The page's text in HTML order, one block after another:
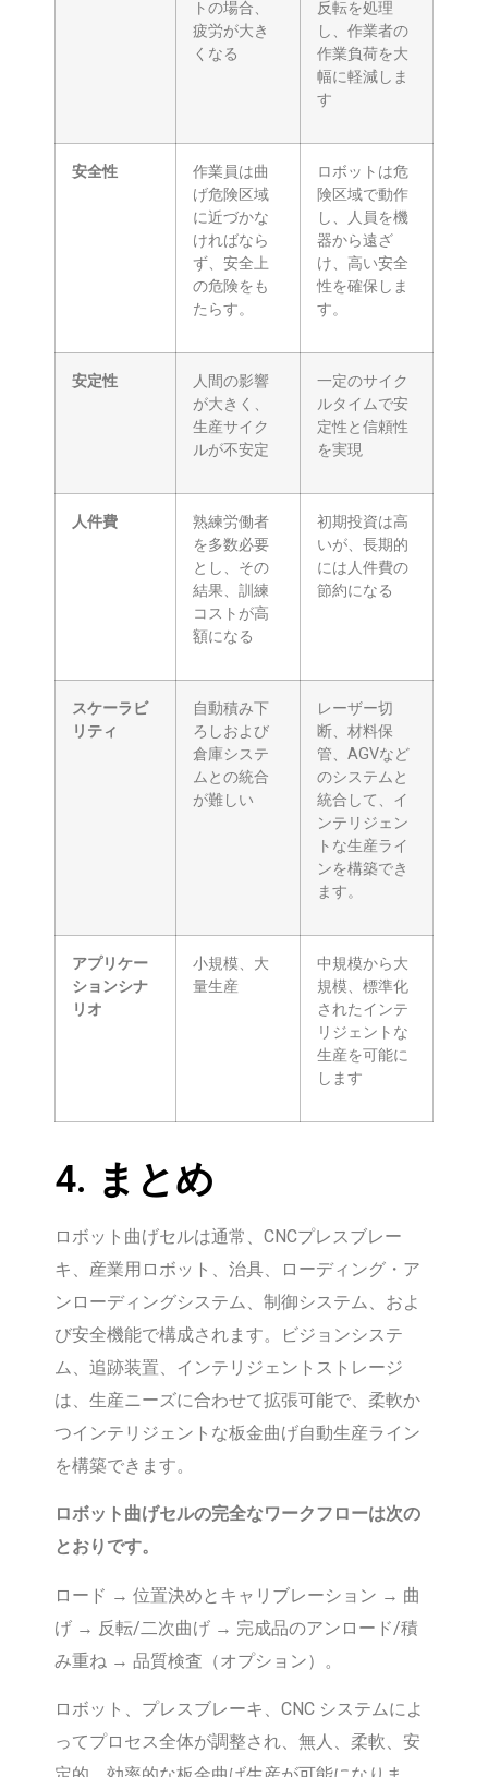
トの場合、
疲労が大き
くなる
反転を処理
し、作業者の
作業負荷を大
幅に軽減しま
す
安全性
作業員は曲
げ危険区域
に近づかな
ければなら
ず、安全上
の危険をも
たらす。
ロボットは危
険区域で動作
し、人員を機
器から遠ざ
け、高い安全
性を確保しま
す。
安定性
人間の影響
が大きく、
生産サイク
ルが不安定
一定のサイク
ルタイムで安
定性と信頼性
を実現
人件費
熟練労働者
を多数必要
とし、その
結果、訓練
コストが高
額になる
初期投資は高
いが、長期的
には人件費の
節約になる
スケーラビ
リティ
自動積み下
ろしおよび
倉庫システ
ムとの統合
が難しい
レーザー切
断、材料保
管、AGVなど
のシステムと
統合して、イ
ンテリジェン
トな生産ライ
ンを構築でき
ます。
アプリケー
ションシナ
リオ
小規模、大
量生産
中規模から大
規模、標準化
されたインテ
リジェントな
生産を可能に
します
4. まとめ
ロボット曲げセルは通常、CNCプレスブレー
キ、産業用ロボット、治具、ローディング・ア
ンローディングシステム、制御システム、およ
び安全機能で構成されます。ビジョンシステ
ム、追跡装置、インテリジェントストレージ
は、生産ニーズに合わせて拡張可能で、柔軟か
つインテリジェントな板金曲げ自動生産ライン
を構築できます。
ロボット曲げセルの完全なワークフローは次の
とおりです。
ロード → 位置決めとキャリブレーション → 曲
げ → 反転/二次曲げ → 完成品のアンロード/積
み重ね → 品質検査（オプション）。
ロボット、プレスブレーキ、CNC システムによ
ってプロセス全体が調整され、無人、柔軟、安